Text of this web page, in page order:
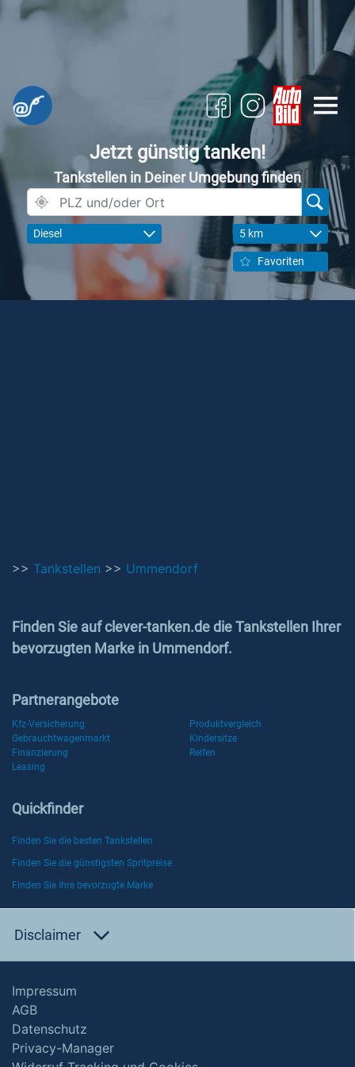
Jetzt günstig tanken!
Tankstellen in Deiner Umgebung finden
Diesel 5 km
Favoriten
>> Tankstellen >> Ummendorf
Finden Sie auf clever-tanken.de die Tankstellen Ihrer
bevorzugten Marke in Ummendorf.
Partnerangebote
Kfz-Versicherung
Produktvergleich
Gebrauchtwagenmarkt
Kindersitze
Finanzierung
Reifen
Leasing
Quickfinder
Finden Sie die besten Tankstellen
Finden Sie die günstigsten Spritpreise
Finden Sie Ihre bevorzugte Marke
Disclaimer
Impressum
AGB
Datenschutz
Privacy-Manager